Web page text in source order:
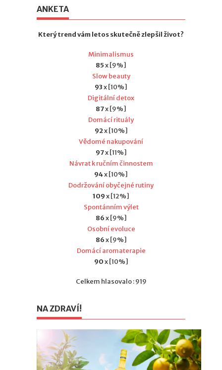
ANKETA
Který trend vám letos skutečně zlepšil život?
Minimalismus
85x [9%]
Slow beauty
93x [10%]
Digitální detox
87x [9%]
Domácí rituály
92x [10%]
Vědomé nakupování
97x [11%]
Návrat k ručním činnostem
94x [10%]
Dodržování obyčejné rutiny
109x [12%]
Spontánním výlet
86x [9%]
Osobní evoluce
86x [9%]
Domácí aromaterapie
90x [10%]
Celkem hlasovalo : 919
NA ZDRAVÍ!